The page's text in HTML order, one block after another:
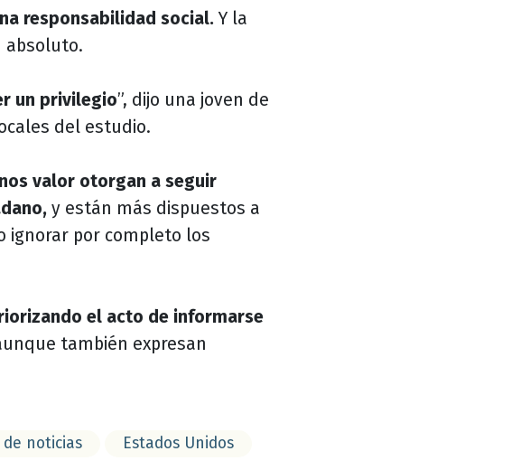
responsabilidad social.Y la
absoluto.
un privilegio”, dijo una joven de
del estudio.
valor otorgan a seguir
y están más dispuestos a
ignorar por completo los
el acto de informarse
también expresan
de noticias
Estados Unidos